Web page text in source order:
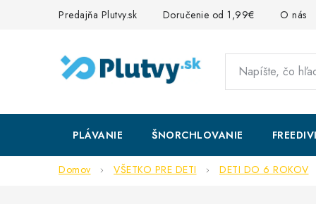
Predajňa Plutvy.sk Doručenie od 1,99€ O nás
PLÁVANIE ŠNORCHLOVANIE
Domov VŠETKO PRE DETI DETI DO 6 ROKOV